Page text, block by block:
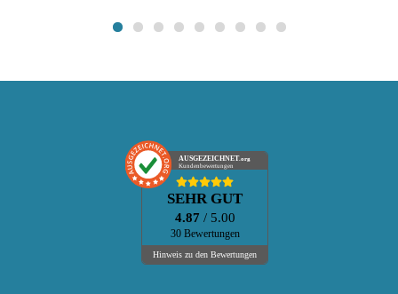
AUSGEZEICHNET.org
Kundenbewertungen
SEHR GUT
4.87 / 5.00
30 Bewertungen
Hinweis zu den Bewertungen